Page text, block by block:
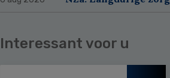
Interessant voor u